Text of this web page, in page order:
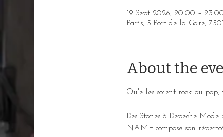
19 Sept 2026, 20:00 –
Paris, 5 Port de la Gare,
About the
Qu'elles soient rock ou pop,
Des Stones à Depeche
NAME compose son